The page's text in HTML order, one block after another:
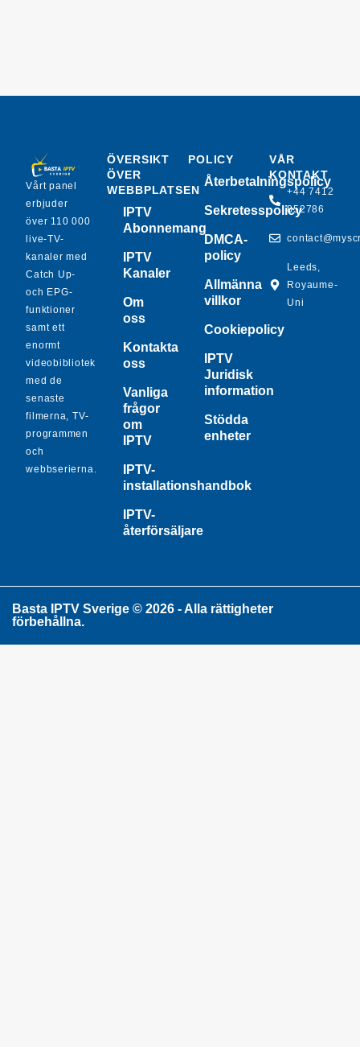
Vårt panel
erbjuder
över 110 000
live-TV-
kanaler med
Catch Up-
och EPG-
funktioner
samt ett
enormt
videobibliotek
med de
senaste
filmerna, TV-
programmen
och
webbserierna.
ÖVERSIKT
ÖVER
WEBBPLATSEN
IPTV
Abonnemang
IPTV
Kanaler
Om
oss
Kontakta
oss
Vanliga
frågor
om
IPTV
IPTV-
installationshandbok
IPTV-
återförsäljare
POLICY
Återbetalningspolicy
Sekretesspolicy
DMCA-
policy
Allmänna
villkor
Cookiepolicy
IPTV
Juridisk
information
Stödda
enheter
VÅR
KONTAKT
+44 7412
852786
Leeds,
Royaume-
Uni
Basta IPTV Sverige © 2026 - Alla rättigheter
förbehållna.